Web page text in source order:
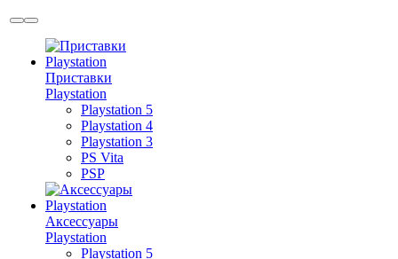
Приставки
Playstation
Playstation 5
Playstation 4
Playstation 3
PS Vita
PSP
Аксессуары
Playstation
Playstation 5